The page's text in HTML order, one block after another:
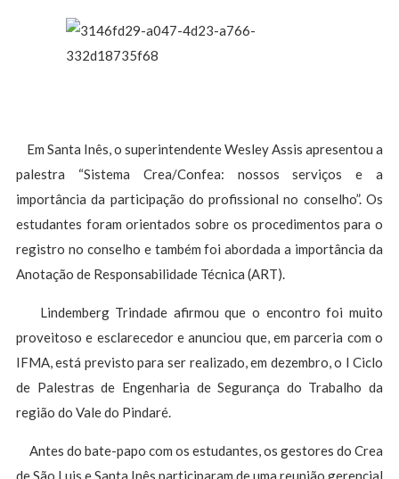
Em Santa Inês, o superintendente Wesley Assis apresentou a
palestra “Sistema Crea/Confea: nossos serviços e a
importância da participação do profissional no conselho”. Os
estudantes foram orientados sobre os procedimentos para o
registro no conselho e também foi abordada a importância da
Anotação de Responsabilidade Técnica (ART).
Lindemberg Trindade afirmou que o encontro foi muito
proveitoso e esclarecedor e anunciou que, em parceria com o
IFMA, está previsto para ser realizado, em dezembro, o I Ciclo
de Palestras de Engenharia de Segurança do Trabalho da
região do Vale do Pindaré.
Antes do bate-papo com os estudantes, os gestores do Crea
de São Luis e Santa Inês participaram de uma reunião gerencial